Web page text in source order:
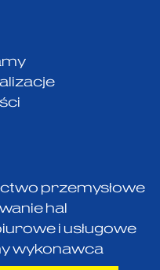
przemysłowe
hal
i usługowe
wykonawca